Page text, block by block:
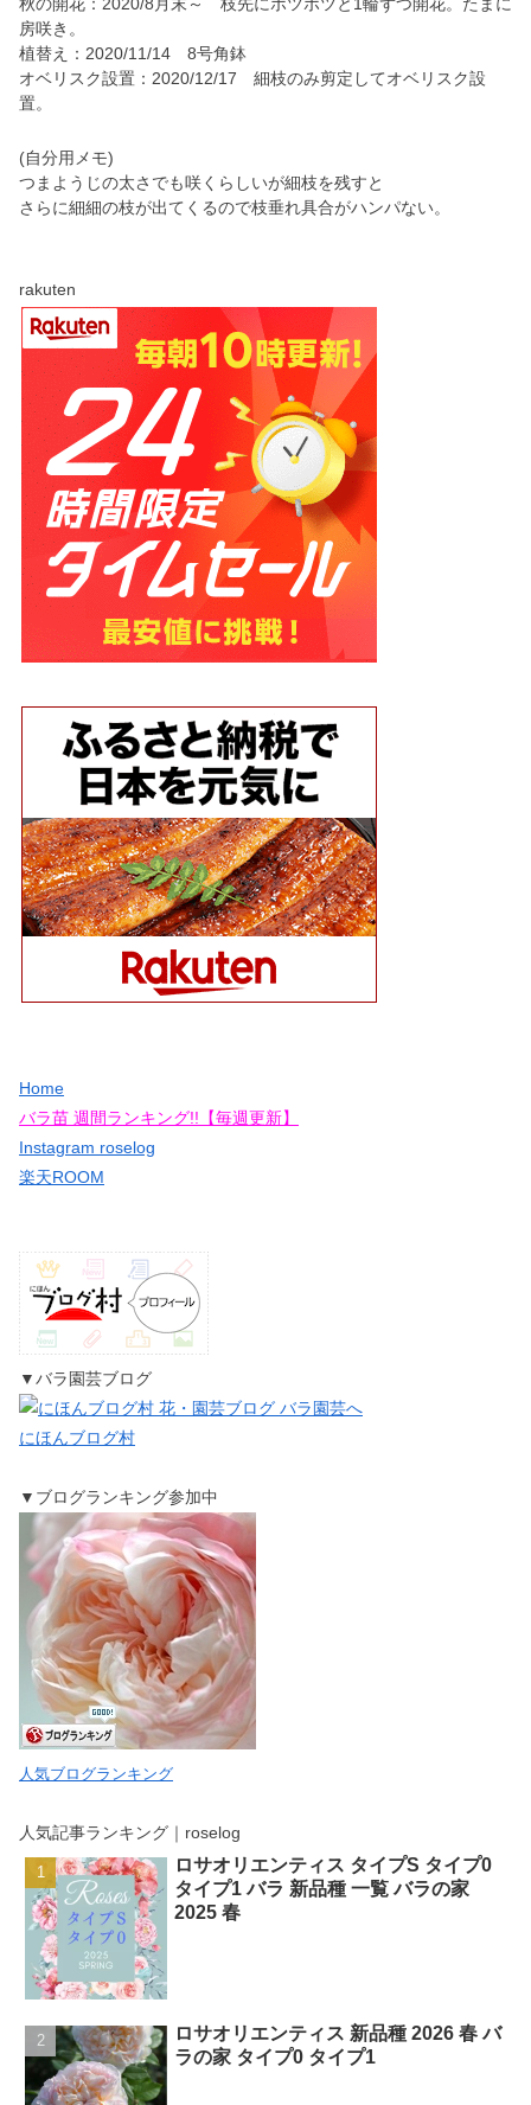
房咲き。
植替え：2020/11/14 8号角鉢
オベリスク設置：2020/12/17 細枝のみ剪定してオベリスク設
置。
(自分用メモ)
つまようじの太さでも咲くらしいが細枝を残すと
さらに細細の枝が出てくるので枝垂れ具合がハンパない。
rakuten
Home
バラ苗 週間ランキング!!【毎週更新】
Instagram roselog
楽天ROOM
▼バラ園芸ブログ
にほんブログ村
▼ブログランキング参加中
人気ブログランキング
人気記事ランキング｜roselog
ロサオリエンティス タイプS タイプ0
タイプ1 バラ 新品種 一覧 バラの家
2025 春
ロサオリエンティス 新品種 2026 春 バ
ラの家 タイプ0 タイプ1